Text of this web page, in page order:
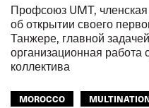
Профсоюз UMT,
об открытии своего
Танжере, главной
организационная работа
коллектива
MOROCCO